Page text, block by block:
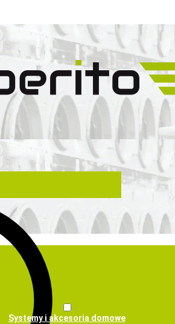
Systemy i akcesoria domowe